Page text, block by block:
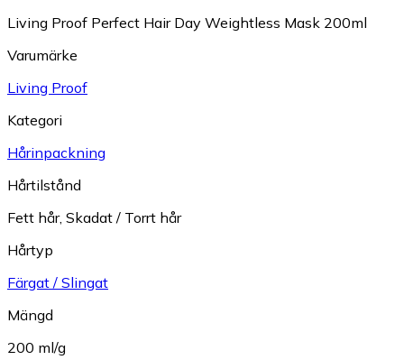
Living Proof Perfect Hair Day Weightless Mask 200ml
Varumärke
Living Proof
Kategori
Hårinpackning
Hårtilstånd
Fett hår, Skadat / Torrt hår
Hårtyp
Färgat / Slingat
Mängd
200 ml/g